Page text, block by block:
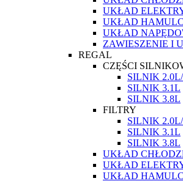
UKŁAD
UKŁAD
UKŁAD
ZAWIESZENIE I
REGAL
CZĘŚCI
SILNIK
SILNIK 3.1L
SILNIK 3.8L
FILTRY
SILNIK
SILNIK 3.1L
SILNIK 3.8L
UKŁAD
UKŁAD
UKŁAD